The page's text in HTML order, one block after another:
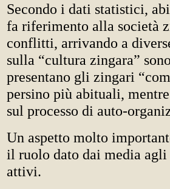
Secondo i dati statistici,
fa riferimento alla società
conflitti, arrivando a
sulla “cultura zingara”
presentano gli zingari
persino più abituali,
sul processo di auto-
Un aspetto molto
il ruolo dato dai media
attivi.